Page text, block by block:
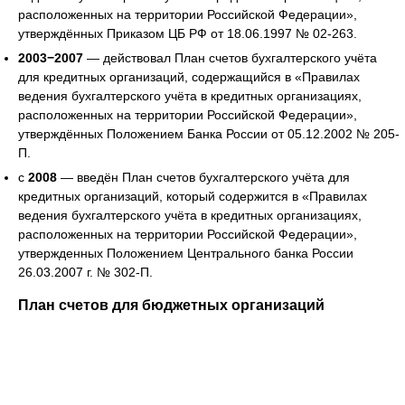
расположенных на территории Российской Федерации»,
утверждённых Приказом ЦБ РФ от 18.06.1997 № 02-263.
2003−2007 — действовал План счетов бухгалтерского учёта
для кредитных организаций, содержащийся в «Правилах
ведения бухгалтерского учёта в кредитных организациях,
расположенных на территории Российской Федерации»,
утверждённых Положением Банка России от 05.12.2002 № 205-
П.
с 2008 — введён План счетов бухгалтерского учёта для
кредитных организаций, который содержится в «Правилах
ведения бухгалтерского учёта в кредитных организациях,
расположенных на территории Российской Федерации»,
утвержденных Положением Центрального банка России
26.03.2007 г. № 302-П.
План счетов для бюджетных организаций